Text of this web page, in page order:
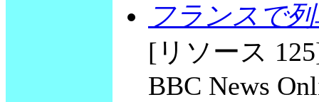
フランスで
[リソース
BBC News